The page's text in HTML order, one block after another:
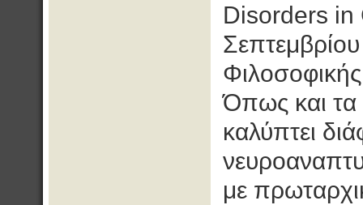
Disorders in
Όπως και τα
καλύπτει
με